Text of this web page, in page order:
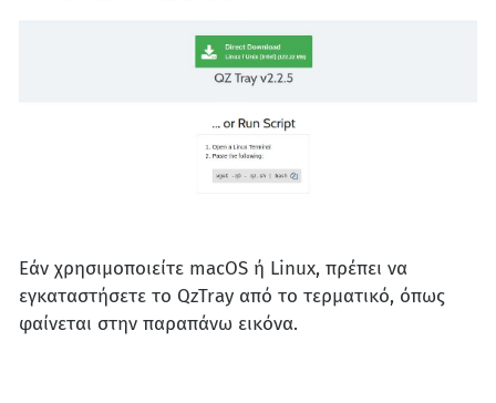
Εάν χρησιμοποιείτε macOS ή Linux, πρέπει να
εγκαταστήσετε το QzTray από το τερματικό, όπως
φαίνεται στην παραπάνω εικόνα.